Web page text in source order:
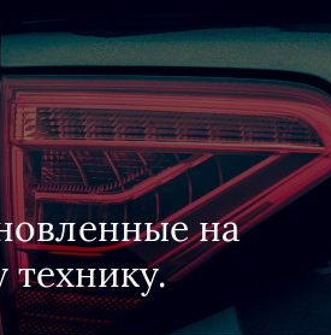
на
технику.